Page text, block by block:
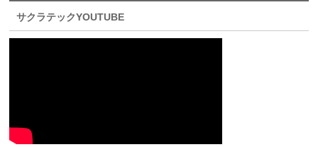
サクラテックYOUTUBE